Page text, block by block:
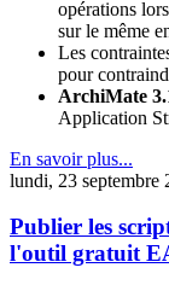
opérations
sur le même
Les
pour
ArchiMate
Application
En savoir plus...
lundi, 23 septembre
Publier les
l'outil gratuit